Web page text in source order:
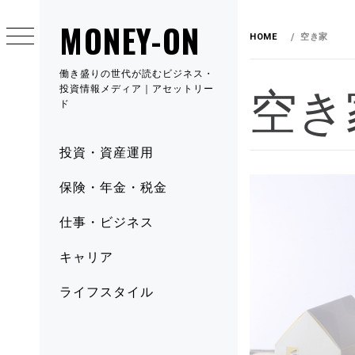
MONEY-ON
働き盛りの世代が読むビジネス・
投資情報メディア｜アセットリー
ド
投資・資産運用
保険・年金・税金
仕事・ビジネス
キャリア
ライフスタイル
HOME 空き家
空